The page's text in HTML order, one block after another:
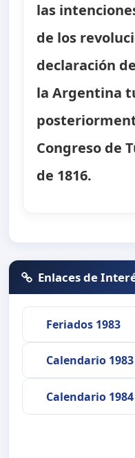
las
de los
declaración
la Argentina
Congreso de
de 1816.
Enlaces de
Feriados 1983
Calendario 1983
Calendario 1984